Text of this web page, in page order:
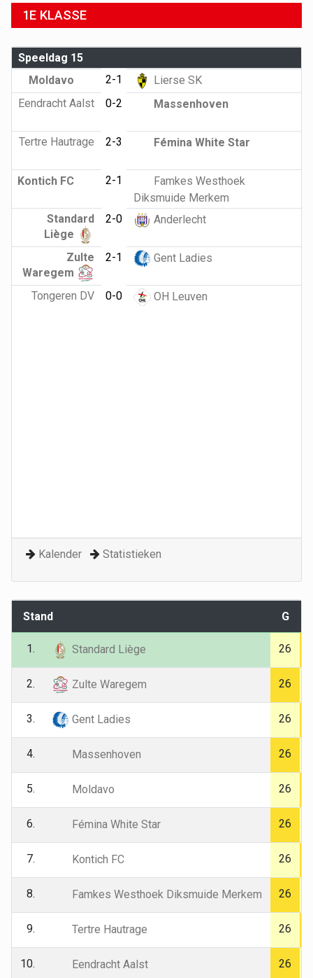
1E KLASSE
Speeldag 15
Moldavo
2-1
Lierse SK
Eendracht Aalst
0-2 Massenhoven
Tertre Hautrage 2-3 Fémina White Star
Kontich FC 2-1
Famkes Westhoek
Diksmuide Merkem
Standard
Liège
2-0 Anderlecht
Zulte
Waregem
2-1 Gent Ladies
Tongeren DV 0-0 OH Leuven
Kalender Statistieken
Stand G
1. Standard Liège 26
2. Zulte Waregem 26
3. Gent Ladies 26
4. Massenhoven 26
5. Moldavo 26
6. Fémina White Star 26
7. Kontich FC 26
8. Famkes Westhoek Diksmuide Merkem 26
9. Tertre Hautrage 26
10. Eendracht Aalst 26